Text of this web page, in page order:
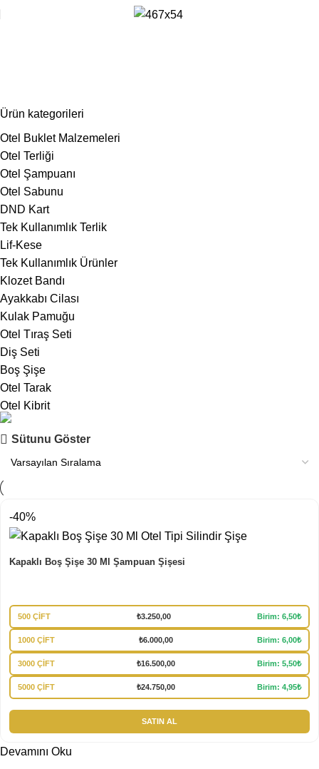
Ürün kategorileri
Otel Buklet Malzemeleri
Otel Terliği
Otel Şampuanı
Otel Sabunu
DND Kart
Tek Kullanımlık Terlik
Lif-Kese
Tek Kullanımlık Ürünler
Klozet Bandı
Ayakkabı Cilası
Kulak Pamuğu
Otel Tıraş Seti
Diş Seti
Boş Şişe
Otel Tarak
Otel Kibrit
Mağazamız
İncele
Sütunu Göster
-40%
Kapaklı Boş Şişe 30 Ml Şampuan Şişesi
500 ÇİFT ₺3.250,00 Birim: 6,50₺
1000 ÇİFT ₺6.000,00 Birim: 6,00₺
3000 ÇİFT ₺16.500,00 Birim: 5,50₺
5000 ÇİFT ₺24.750,00 Birim: 4,95₺
SATIN AL
Devamını Oku